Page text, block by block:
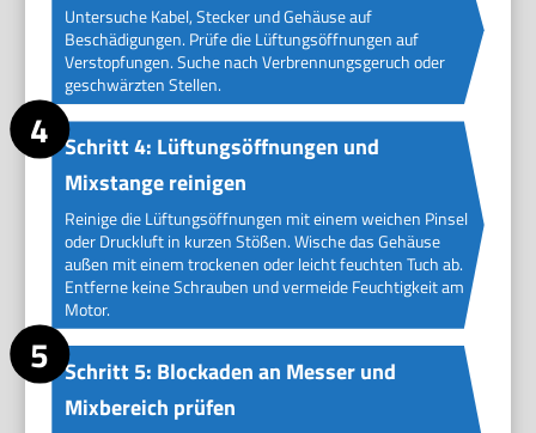
Untersuche Kabel, Stecker und Gehäuse auf
Beschädigungen. Prüfe die Lüftungsöffnungen auf
Verstopfungen. Suche nach Verbrennungsgeruch oder
geschwärzten Stellen.
Schritt 4: Lüftungsöffnungen und
Mixstange reinigen
Reinige die Lüftungsöffnungen mit einem weichen Pinsel
oder Druckluft in kurzen Stößen. Wische das Gehäuse
außen mit einem trockenen oder leicht feuchten Tuch ab.
Entferne keine Schrauben und vermeide Feuchtigkeit am
Motor.
Schritt 5: Blockaden an Messer und
Mixbereich prüfen